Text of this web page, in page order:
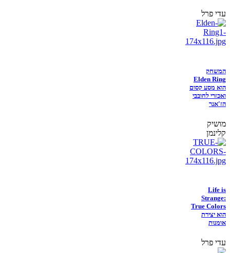
עדי פרל
המשחק
Elden Ring
הוא מסע קסום
ואכזרי לחובבי
הז'אנר
מושיק
קלינמן
Life is
Strange:
True Colors
הוא יצירת
אומנות
עדי פרל